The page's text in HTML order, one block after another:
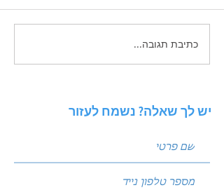
תכנון תקציב שיווק שנתי
כתיבת תגובה...
יש לך שאלה? נשמח לעזור